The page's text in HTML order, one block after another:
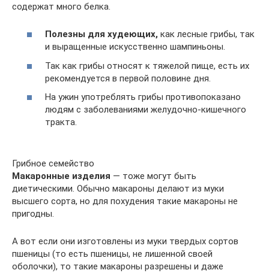
содержат много белка.
Полезны для худеющих, как лесные грибы, так
и выращенные искусственно шампиньоны.
Так как грибы относят к тяжелой пище, есть их
рекомендуется в первой половине дня.
На ужин употреблять грибы противопоказано
людям с заболеваниями желудочно-кишечного
тракта.
Грибное семейство
Макаронные изделия — тоже могут быть
диетическими. Обычно макароны делают из муки
высшего сорта, но для похудения такие макароны не
пригодны.
А вот если они изготовлены из муки твердых сортов
пшеницы (то есть пшеницы, не лишенной своей
оболочки), то такие макароны разрешены и даже